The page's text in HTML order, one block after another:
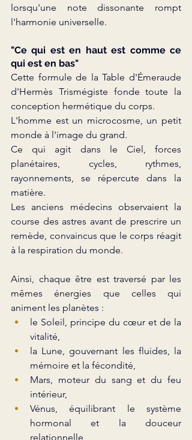
lorsqu'une note dissonante rompt
l'harmonie universelle.
"Ce qui est en haut est comme ce
qui est en bas"
Cette formule de la Table d'Émeraude
d'Hermès Trismégiste fonde toute la
conception hermétique du corps.
L'homme est un microcosme, un petit
monde à l'image du grand.
Ce qui agit dans le Ciel, forces
planétaires, cycles, rythmes,
rayonnements, se répercute dans la
matière.
Les anciens médecins observaient la
course des astres avant de prescrire un
remède, convaincus que le corps réagit
à la respiration du monde.
Ainsi, chaque être est traversé par les
mêmes énergies que celles qui
animent les planètes :
le Soleil, principe du cœur et de la
vitalité,
la Lune, gouvernant les fluides, la
mémoire et la fécondité,
Mars, moteur du sang et du feu
intérieur,
Vénus, équilibrant le système
hormonal et la douceur
relationnelle,